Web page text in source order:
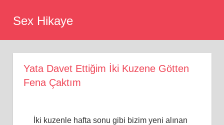
Sex Hikaye
Yata Davet Ettiğim İki Kuzene Götten
Fena Çaktım
İki kuzenle hafta sonu gibi bizim yeni alınan